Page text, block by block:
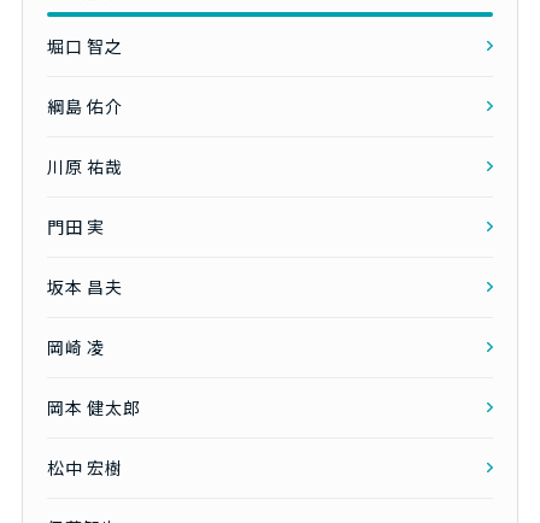
堀口 智之
綱島 佑介
川原 祐哉
門田 実
坂本 昌夫
岡崎 凌
岡本 健太郎
松中 宏樹